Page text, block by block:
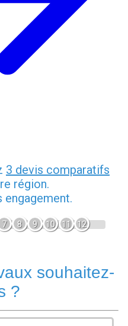
3 devis comparatifs
région.
engagement.
7 8 9 10 11 12
souhaitez-
?